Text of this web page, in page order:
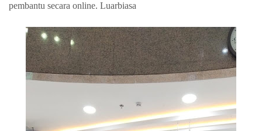
pembantu secara online. Luarbiasa